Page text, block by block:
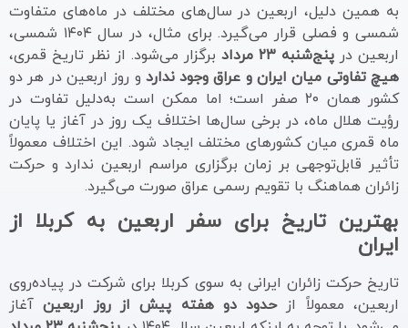
به همین دلیل، اربعین در سال‌های مختلف در ماه‌های متفاوت
شمسی و فصلی قرار می‌گیرد. برای مثال، در سال ۱۴۰۴ شمسی،
اربعین در پنج‌شنبه ۲۳ مرداد
برگزار می‌شود. از نظر تاریخ قمری،
هیچ تفاوتی میان ایران و عراق وجود ندارد و روز اربعین در هر دو
کشور همان ۲۰ صفر است؛ اما ممکن است به‌دلیل تفاوت در
رؤیت هلال ماه، در برخی سال‌ها اختلاف یک روز در آغاز یا پایان
ماه قمری میان کشورهای مختلف ایجاد شود. این اختلاف معمولاً
تأثیر قابل‌توجهی بر زمان برگزاری مراسم اربعین ندارد و حرکت
زائران هماهنگ با تقویم رسمی عراق صورت می‌گیرد.
بهترین تاریخ برای سفر اربعین به کربلا از
ایران
تاریخ حرکت زائران ایرانی به سوی کربلا برای شرکت در پیاده‌روی
اربعین، معمولاً ازحدود دو هفته پیش از روز اربعینآغاز